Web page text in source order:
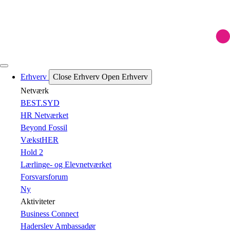
Erhverv Close Erhverv Open Erhverv
Netværk
BEST.SYD
HR Netværket
Beyond Fossil
VækstHER
Hold 2
Lærlinge- og Elevnetværket
Forsvarsforum
Ny
Aktiviteter
Business Connect
Haderslev Ambassadør